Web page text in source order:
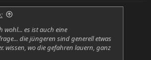
wohl... es ist auch eine
die jüngeren sind generell etwas
wissen, wo die gefahren lauern, ganz